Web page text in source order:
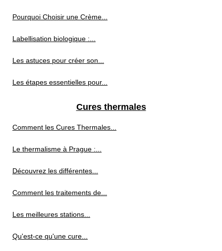
Pourquoi Choisir une Crème...
Labellisation biologique :...
Les astuces pour créer son...
Les étapes essentielles pour...
Cures thermales
Comment les Cures Thermales...
Le thermalisme à Prague :...
Découvrez les différentes...
Comment les traitements de...
Les meilleures stations...
Qu'est-ce qu'une cure...